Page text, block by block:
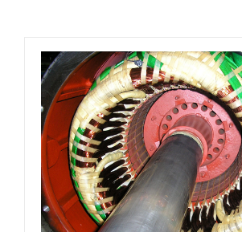
Bobinages de moteurs
continu
,
(Freins, embrayages, selfs,
transformateurs, électro-